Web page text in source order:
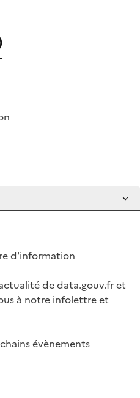
d'information
de data.gouv.fr et
à notre infolettre et
évènements